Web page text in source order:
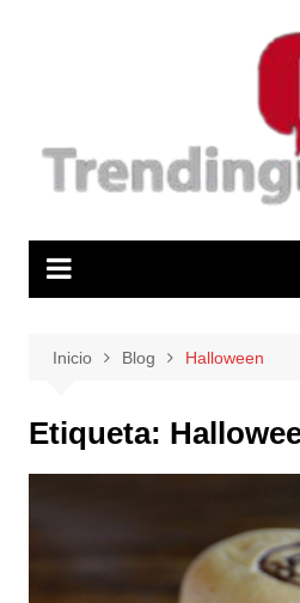
Inicio Blog Halloween
Etiqueta: